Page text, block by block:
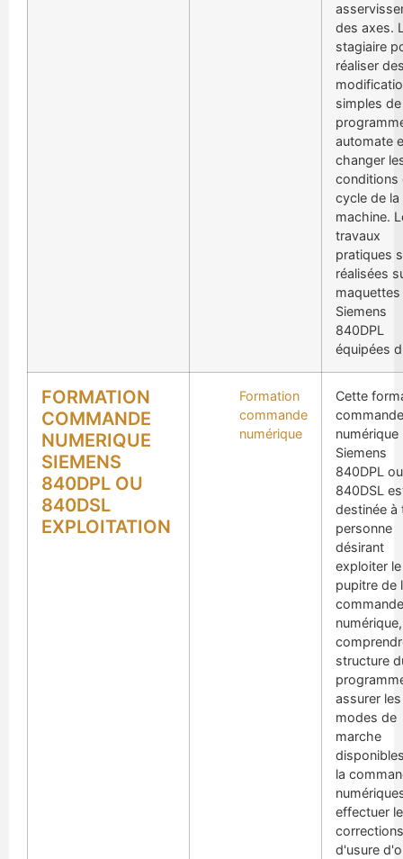
des axes.
stagiaire
réaliser
simples de
automate
changer
conditions
cycle de la
machine.
travaux
pratiques
réalisées
maquettes
Siemens
840DPL
équipées
FORMATION
COMMANDE
NUMERIQUE
SIEMENS
840DPL OU
840DSL
EXPLOITATION
Formation
commande
numérique
Cette
commande
numérique
Siemens
840DPL ou
840DSL
destinée à
personne
désirant
exploiter le
pupitre de
commande
numérique,
structure
assurer les
modes de
marche
la
effectuer
corrections
d'usure